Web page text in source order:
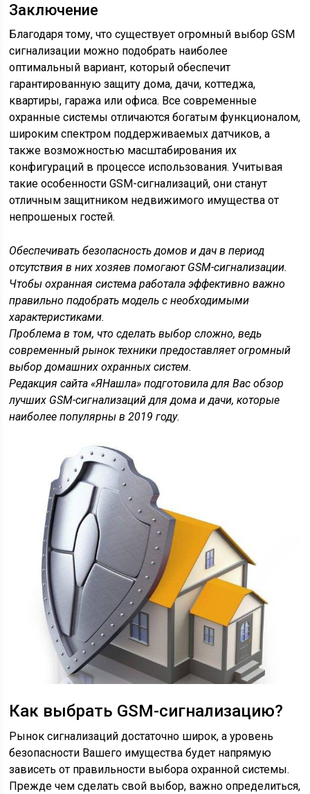
Заключение
Благодаря тому, что существует огромный выбор GSM
сигнализации можно подобрать наиболее
оптимальный вариант, который обеспечит
гарантированную защиту дома, дачи, коттеджа,
квартиры, гаража или офиса. Все современные
охранные системы отличаются богатым функционалом,
широким спектром поддерживаемых датчиков, а
также возможностью масштабирования их
конфигураций в процессе использования. Учитывая
такие особенности GSM-сигнализаций, они станут
отличным защитником недвижимого имущества от
непрошеных гостей.
Обеспечивать безопасность домов и дач в период
отсутствия в них хозяев помогают GSM-сигнализации.
Чтобы охранная система работала эффективно важно
правильно подобрать модель с необходимыми
характеристиками.
Проблема в том, что сделать выбор сложно, ведь
современный рынок техники предоставляет огромный
выбор домашних охранных систем.
Редакция сайта «ЯНашла» подготовила для Вас обзор
лучших GSM-сигнализаций для дома и дачи, которые
наиболее популярны в 2019 году.
Как выбрать GSM-сигнализацию?
Рынок сигнализаций достаточно широк, а уровень
безопасности Вашего имущества будет напрямую
зависеть от правильности выбора охранной системы.
Прежде чем сделать свой выбор, важно определиться,